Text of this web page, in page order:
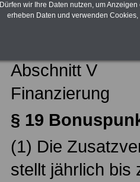
Erster Teil
Abschnitt V
Finanzierung
§ 19
(1) Die
stellt jährlich bis
Dürfen wir Ihre Daten nutzen, um
erheben Daten und verwenden